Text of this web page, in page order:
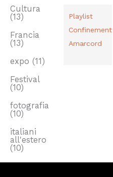
Playlist
Confinement
Amarcord
Cultura
(13)
Francia
(13)
expo(11)
Festival
(10)
fotografia
(10)
italiani
all'estero
(10)